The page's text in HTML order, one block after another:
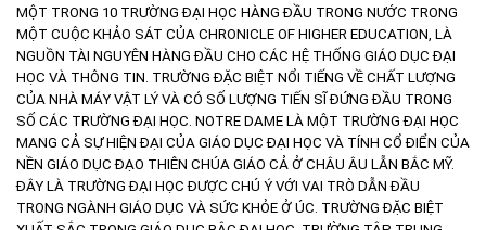
MỘT TRONG 10 TRƯỜNG ĐẠI HỌC HÀNG ĐẦU TRONG NƯỚC TRONG
MỘT CUỘC KHẢO SÁT CỦA CHRONICLE OF HIGHER EDUCATION, LÀ
NGUỒN TÀI NGUYÊN HÀNG ĐẦU CHO CÁC HỆ THỐNG GIÁO DỤC ĐẠI
HỌC VÀ THÔNG TIN. TRƯỜNG ĐẶC BIỆT NỔI TIẾNG VỀ CHẤT LƯỢNG
CỦA NHÀ MÁY VẬT LÝ VÀ CÓ SỐ LƯỢNG TIẾN SĨ ĐỨNG ĐẦU TRONG
SỐ CÁC TRƯỜNG ĐẠI HỌC. NOTRE DAME LÀ MỘT TRƯỜNG ĐẠI HỌC
MANG CẢ SỰ HIỆN ĐẠI CỦA GIÁO DỤC ĐẠI HỌC VÀ TÍNH CỔ ĐIỂN CỦA
NỀN GIÁO DỤC ĐẠO THIÊN CHÚA GIÁO CẢ Ở CHÂU ÂU LẪN BẮC MỸ.
ĐÂY LÀ TRƯỜNG ĐẠI HỌC ĐƯỢC CHÚ Ý VỚI VAI TRÒ DẪN ĐẦU
TRONG NGÀNH GIÁO DỤC VÀ SỨC KHỎE Ở ÚC. TRƯỜNG ĐẶC BIỆT